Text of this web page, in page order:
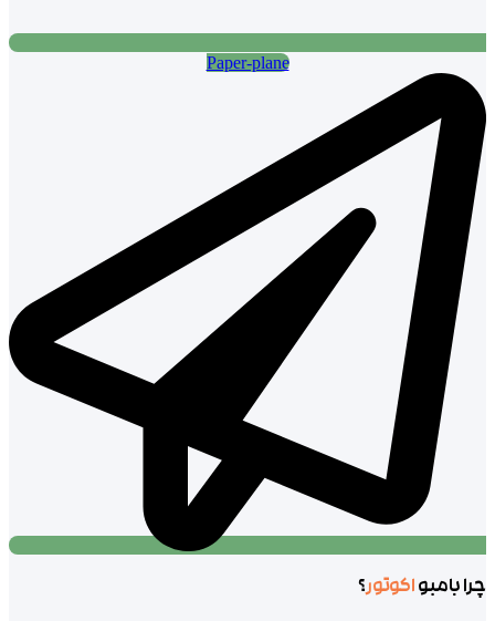
Paper-plane
چرا بامبواکوتور؟